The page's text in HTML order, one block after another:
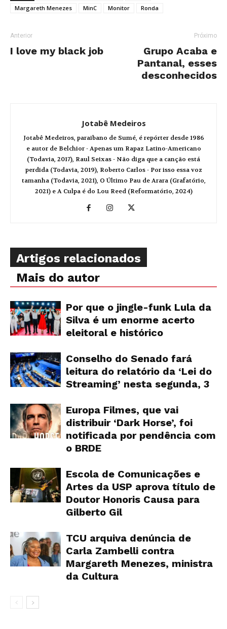
Margareth Menezes
MinC Monitor Ronda
Anterior
I love my black job
Próximo
Grupo Acaba e
Pantanal, esses
desconhecidos
Jotabê Medeiros
Jotabê Medeiros, paraibano de Sumé, é repórter desde 1986
e autor de Belchior - Apenas um Rapaz Latino-Americano
(Todavia, 2017), Raul Seixas - Não diga que a canção está
perdida (Todavia, 2019), Roberto Carlos - Por isso essa voz
tamanha (Todavia, 2021), O Último Pau de Arara (Grafatório,
2021) e A Culpa é do Lou Reed (Reformatório, 2024)
Artigos relacionados
Mais do autor
Por que o jingle-funk Lula da
Silva é um enorme acerto
eleitoral e histórico
Conselho do Senado fará
leitura do relatório da ‘Lei do
Streaming’ nesta segunda, 3
Europa Filmes, que vai
distribuir ‘Dark Horse’, foi
notificada por pendência com
o BRDE
Escola de Comunicações e
Artes da USP aprova título de
Doutor Honoris Causa para
Gilberto Gil
TCU arquiva denúncia de
Carla Zambelli contra
Margareth Menezes, ministra
da Cultura